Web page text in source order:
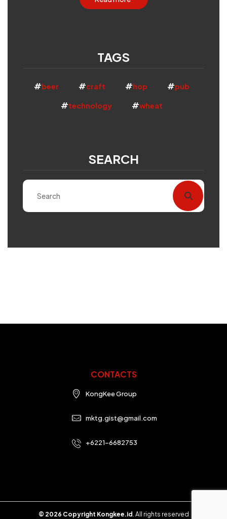
TAGS
beer craft hop pub
technology wheat
SEARCH
CONTACTS
KongKee Group
mktg.gist@gmail.com
+6221-6682753
© 2026 Copyright Kongkee.id . All rights reserved